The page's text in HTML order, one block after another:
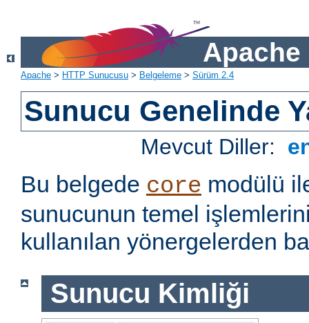
Apache
Apache > HTTP Sunucusu > Belgeleme > Sürüm 2.4
Sunucu Genelinde
Mevcut Diller:
Bu belgede core modülü
sunucunun temel
kullanılan yönergelerden
Sunucu Kimliği